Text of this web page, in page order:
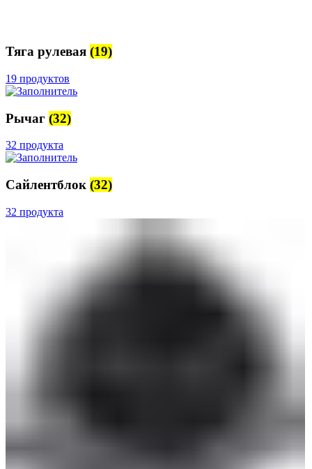
Тяга рулевая (19)
19 продуктов
Рычаг (32)
32 продукта
Сайлентблок (32)
32 продукта